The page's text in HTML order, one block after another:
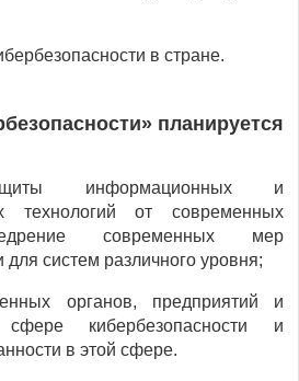
в стране.
планируется
информационных и
технологий от современных
современных мер
для систем различного уровня;
органов, предприятий и
кибербезопасности и
в этой сфере.